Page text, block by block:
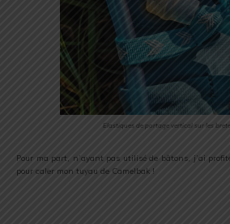
Elastiques de portage vertical sur les
Pour ma part, n’ayant pas utilisé de bâtons, j’ai
pour caler mon tuyau de Camelbak !